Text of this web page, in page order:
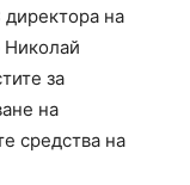
директора на
Николай
за
на
средства на